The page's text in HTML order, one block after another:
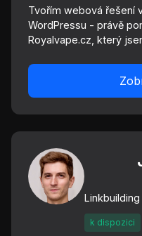
Tvořím webová řešení
WordPressu - právě
Royalvape.cz, který
k dispozici